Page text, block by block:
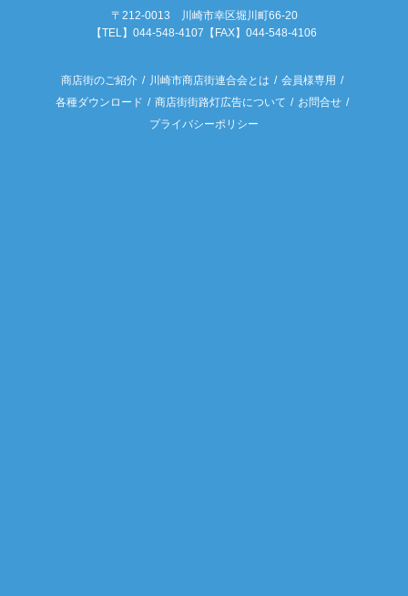
〒212-0013 川崎市幸区堀川町66-20
【TEL】044-548-4107【FAX】044-548-4106
商店街のご紹介 川崎市商店街連合会とは
会員様専用
各種ダウンロード
商店街街路灯広告について
お問合せ
プライバシーポリシー